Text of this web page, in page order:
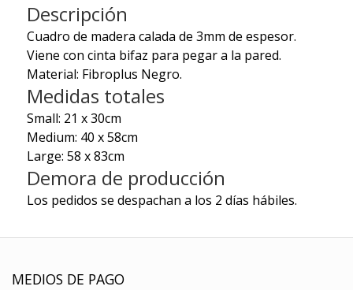
Descripción
Cuadro de madera calada de 3mm de espesor.
Viene con cinta bifaz para pegar a la pared.
Material: Fibroplus Negro.
Medidas totales
Small: 21 x 30cm
Medium: 40 x 58cm
Large: 58 x 83cm
Demora de producción
Los pedidos se despachan a los 2 días hábiles.
MEDIOS DE PAGO